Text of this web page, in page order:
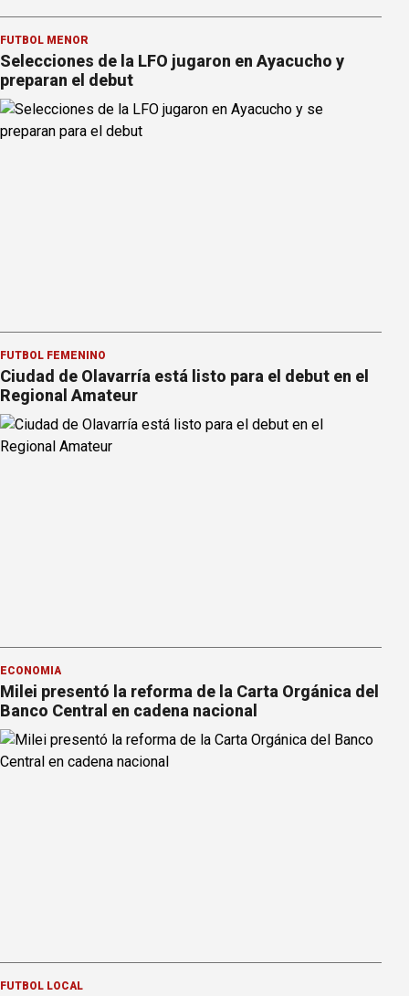
FÚTBOL MENOR
Selecciones de la LFO jugaron en Ayacucho y
preparan el debut
FÚTBOL FEMENINO
Ciudad de Olavarría está listo para el debut en el
Regional Amateur
ECONOMÍA
Milei presentó la reforma de la Carta Orgánica del
Banco Central en cadena nacional
FÚTBOL LOCAL